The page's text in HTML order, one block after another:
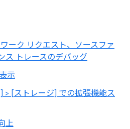
ーク リクエスト、ソースファ
ス トレースのデバッグ
示
> [ストレージ] での拡張機能ス
上